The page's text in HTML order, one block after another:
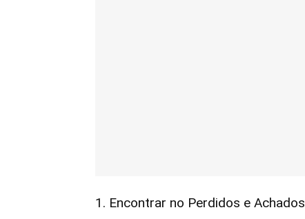
1. Encontrar no Perdidos e Achados